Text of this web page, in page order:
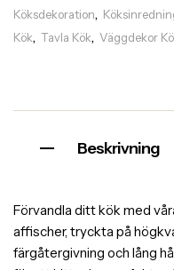
Köksdekoration,
Kök, Tavla Kök, Väggdekor
Beskrivning
Förvandla ditt kök med
affischer, tryckta på
färgåtergivning och lång